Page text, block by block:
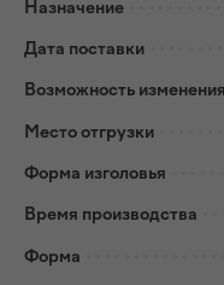
Назначение
Дата поставки
Возможность
Место отгрузки
Форма изголовья
Время производства
Форма